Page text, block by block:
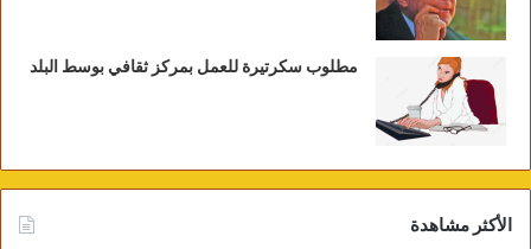
مطلوب سكرتيرة للعمل بمركز ثقافي بوسط البلد
الأكثر مشاهدة